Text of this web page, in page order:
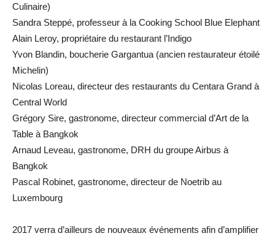
Culinaire)
Sandra Steppé, professeur à la Cooking School Blue Elephant
Alain Leroy, propriétaire du restaurant l’Indigo
Yvon Blandin, boucherie Gargantua (ancien restaurateur étoilé
Michelin)
Nicolas Loreau, directeur des restaurants du Centara Grand à
Central World
Grégory Sire, gastronome, directeur commercial d’Art de la
Table à Bangkok
Arnaud Leveau, gastronome, DRH du groupe Airbus à
Bangkok
Pascal Robinet, gastronome, directeur de Noetrib au
Luxembourg
2017 verra d’ailleurs de nouveaux événements afin d’amplifier